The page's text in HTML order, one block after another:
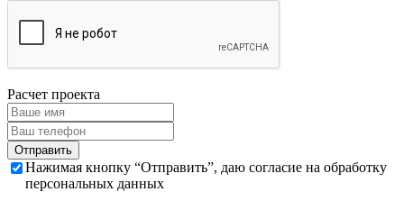
Расчет проекта
Нажимая кнопку “Отправить”, даю согласие на обработку
персональных данных